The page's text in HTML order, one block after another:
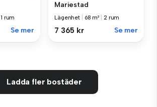
1 rum
Se mer
Mariestad
Lägenhet 68 m² 2 rum
7 365 kr Se mer
Ladda fler bostäder